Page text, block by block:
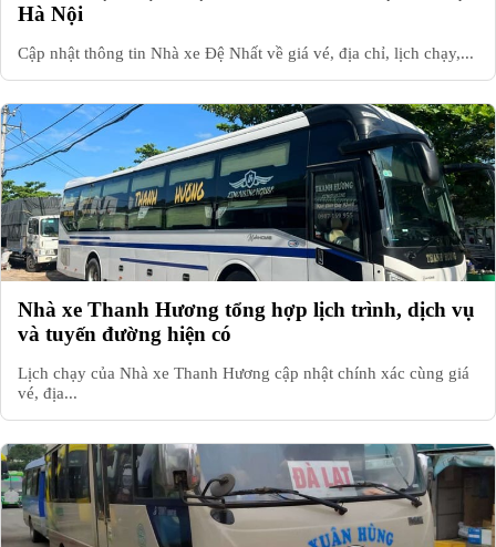
Hà Nội
Cập nhật thông tin Nhà xe Đệ Nhất về giá vé, địa chỉ, lịch chạy,...
Nhà xe Thanh Hương tổng hợp lịch trình, dịch vụ
và tuyến đường hiện có
Lịch chạy của Nhà xe Thanh Hương cập nhật chính xác cùng giá
vé, địa...